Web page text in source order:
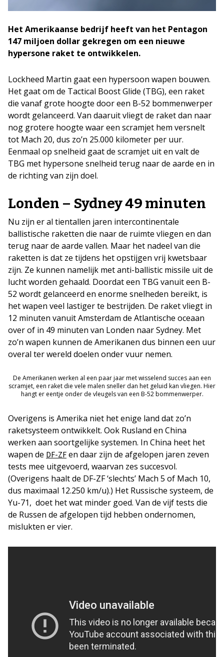
Het Amerikaanse bedrijf heeft van het Pentagon
147 miljoen dollar gekregen om een nieuwe
hypersone raket te ontwikkelen.
Lockheed Martin gaat een hypersoon wapen bouwen.
Het gaat om de Tactical Boost Glide (TBG), een raket
die vanaf grote hoogte door een B-52 bommenwerper
wordt gelanceerd. Van daaruit vliegt de raket dan naar
nog grotere hoogte waar een scramjet hem versnelt
tot Mach 20, dus zo’n 25.000 kilometer per uur.
Eenmaal op snelheid gaat de scramjet uit en valt de
TBG met hypersone snelheid terug naar de aarde en in
de richting van zijn doel.
Londen – Sydney 49 minuten
Nu zijn er al tientallen jaren intercontinentale
ballistische raketten die naar de ruimte vliegen en dan
terug naar de aarde vallen. Maar het nadeel van die
raketten is dat ze tijdens het opstijgen vrij kwetsbaar
zijn. Ze kunnen namelijk met anti-ballistic missile uit de
lucht worden gehaald. Doordat een TBG vanuit een B-
52 wordt gelanceerd en enorme snelheden bereikt, is
het wapen veel lastiger te bestrijden. De raket vliegt in
12 minuten vanuit Amsterdam de Atlantische oceaan
over of in 49 minuten van Londen naar Sydney. Met
zo’n wapen kunnen de Amerikanen dus binnen een uur
overal ter wereld doelen onder vuur nemen.
De Amerikanen werken al een paar jaar met wisselend succes aan een
scramjet, een raket die vele malen sneller dan het geluid kan vliegen. Hier
hangt er eentje onder de vleugels van een B-52 bommenwerper.
Overigens is Amerika niet het enige land dat zo’n
raketsysteem ontwikkelt. Ook Rusland en China
werken aan soortgelijke systemen. In China heet het
wapen de DF-ZF en daar zijn de afgelopen jaren zeven
tests mee uitgevoerd, waarvan zes succesvol.
(Overigens haalt de DF-ZF ‘slechts’ Mach 5 of Mach 10,
dus maximaal 12.250 km/u).) Het Russische systeem, de
Yu-71, doet het wat minder goed. Van de vijf tests die
de Russen de afgelopen tijd hebben ondernomen,
mislukten er vier.